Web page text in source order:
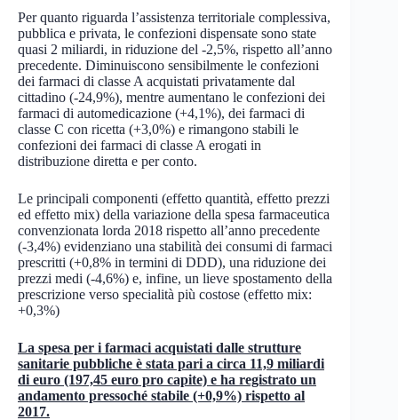
Per quanto riguarda l’assistenza territoriale complessiva,
pubblica e privata, le confezioni dispensate sono state
quasi 2 miliardi, in riduzione del -2,5%, rispetto all’anno
precedente. Diminuiscono sensibilmente le confezioni
dei farmaci di classe A acquistati privatamente dal
cittadino (-24,9%), mentre aumentano le confezioni dei
farmaci di automedicazione (+4,1%), dei farmaci di
classe C con ricetta (+3,0%) e rimangono stabili le
confezioni dei farmaci di classe A erogati in
distribuzione diretta e per conto.
Le principali componenti (effetto quantità, effetto prezzi
ed effetto mix) della variazione della spesa farmaceutica
convenzionata lorda 2018 rispetto all’anno precedente
(-3,4%) evidenziano una stabilità dei consumi di farmaci
prescritti (+0,8% in termini di DDD), una riduzione dei
prezzi medi (-4,6%) e, infine, un lieve spostamento della
prescrizione verso specialità più costose (effetto mix:
+0,3%)
La spesa per i farmaci acquistati dalle strutture
sanitarie pubbliche è stata pari a circa 11,9 miliardi
di euro (197,45 euro pro capite) e ha registrato un
andamento pressoché stabile (+0,9%) rispetto al
2017.